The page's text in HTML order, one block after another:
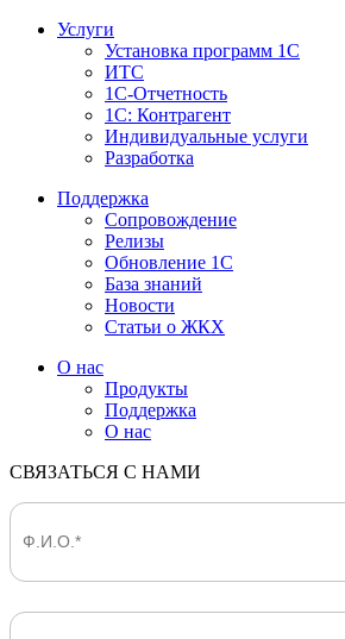
Услуги
Установка программ 1С
ИТС
1С-Отчетность
1С: Контрагент
Индивидуальные услуги
Разработка
Поддержка
Сопровождение
Релизы
Обновление 1С
База знаний
Новости
Статьи о ЖКХ
О нас
Продукты
Поддержка
О нас
СВЯЗАТЬСЯ С НАМИ